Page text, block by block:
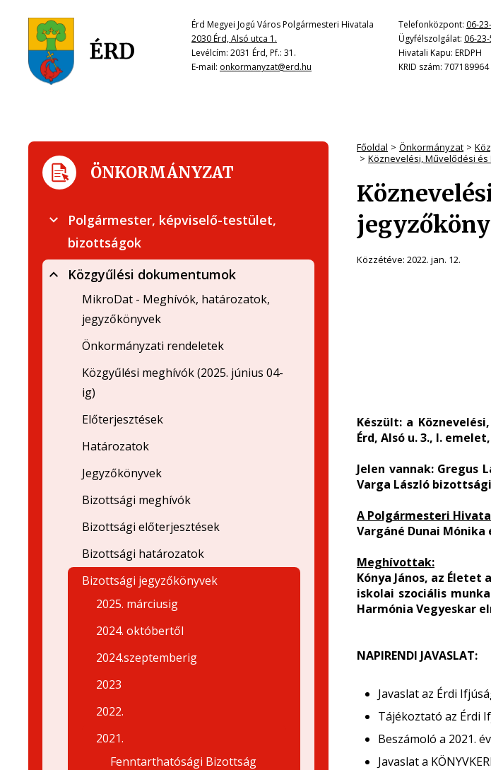
Érd Megyei Jogú Város Polgármesteri Hivatala
2030 Érd, Alsó utca 1.
Levélcím: 2031 Érd, Pf.: 31.
E-mail: onkormanyzat@erd.hu
Telefonközpont: 06-
Ügyfélszolgálat: 06-
Hivatali Kapu: ERDPH
KRID szám: 707189964
Főoldal Önkormányzat
Köznevelési, Művelődési
Közzétéve: 2022. jan. 12.
Készült: a
Érd, Alsó u. 3., I.
Jelen vannak: Gregus
Varga László
A Polgármesteri
Vargáné Dunai
Meghívottak:
Kónya János, az
iskolai szociális
Harmónia Vegyeskar
NAPIRENDI JAVASLAT:
Javaslat az Érdi
Tájékoztató az Érdi
Beszámoló a 2021.
Javaslat a
ÖNKORMÁNYZAT
Polgármester, képviselő-testület,
bizottságok
Közgyűlési dokumentumok
MikroDat - Meghívók, határozatok,
jegyzőkönyvek
Önkormányzati rendeletek
Közgyűlési meghívók (2025. június 04-
ig)
Előterjesztések
Határozatok
Jegyzőkönyvek
Bizottsági meghívók
Bizottsági előterjesztések
Bizottsági határozatok
Bizottsági jegyzőkönyvek
2025. márciusig
2024. októbertől
2024.szeptemberig
2023
2022.
2021.
Fenntarthatósági Bizottság